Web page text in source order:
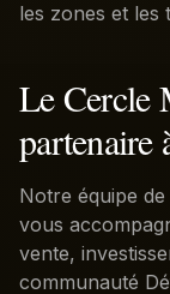
les zones et les
Le Cercle
partenaire
Notre équipe
vous
vente,
communauté